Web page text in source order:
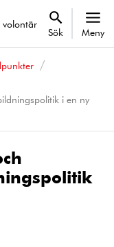
volontär
Sök Meny
i en ny